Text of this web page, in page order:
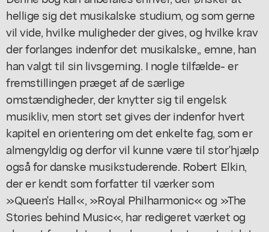
hellige sig det musikalske studium, og som gerne
vil vide, hvilke muligheder der gives, og hvilke krav
der forlanges indenfor det musikalske,, emne, han
han valgt til sin livsgerning. I nogle tilfælde- er
fremstillingen præget af de særlige
omstændigheder, der knytter sig til engelsk
musikliv, men stort set gives der indenfor hvert
kapitel en orientering om det enkelte fag, som er
almengyldig og derfor vil kunne være til stor'hjælp
også for danske musikstuderende. Robert Elkin,
der er kendt som forfatter til værker som
»Queen's Hall«, »Royal Philharmonic« og »The
Stories behind Music«, har redigeret værket og